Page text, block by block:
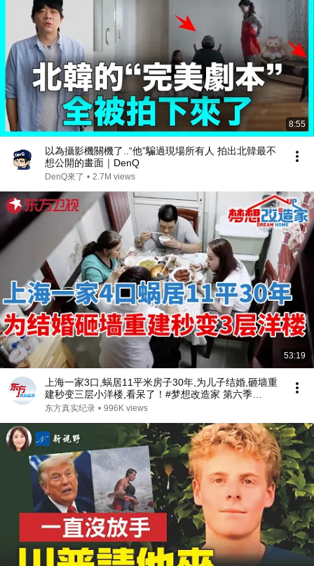
8:55
以為攝影機關機了..“他”騙過現場所有人 拍出北韓最不
想公開的畫面｜DenQ
DenQ來了 • 2.7M views
53:19
上海一家3口,蜗居11平米房子30年,为儿子结婚,砸墙重
建秒变三层小洋楼,看呆了！#梦想改造家 第六季
S06EP02
东方真实纪录 • 996K views